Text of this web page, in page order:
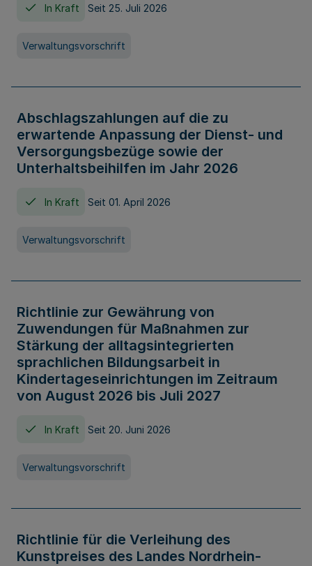
In Kraft Seit 25. Juli 2026
Verwaltungsvorschrift
Abschlagszahlungen auf die zu
erwartende Anpassung der Dienst- und
Versorgungsbezüge sowie der
Unterhaltsbeihilfen im Jahr 2026
In Kraft Seit 01. April 2026
Verwaltungsvorschrift
Richtlinie zur Gewährung von
Zuwendungen für Maßnahmen zur
Stärkung der alltagsintegrierten
sprachlichen Bildungsarbeit in
Kindertageseinrichtungen im Zeitraum
von August 2026 bis Juli 2027
In Kraft Seit 20. Juni 2026
Verwaltungsvorschrift
Richtlinie für die Verleihung des
Kunstpreises des Landes Nordrhein-